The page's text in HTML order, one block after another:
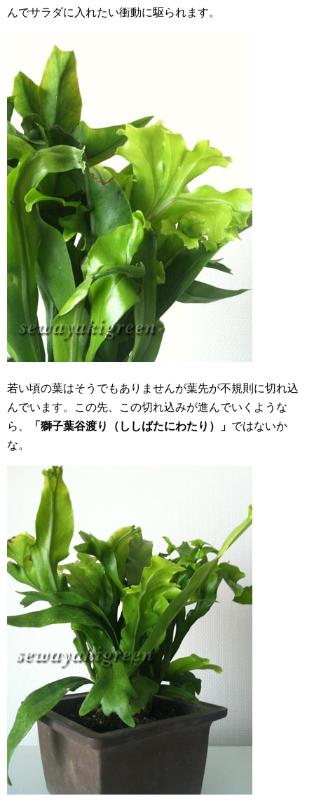
んでサラダに入れたい衝動に駆られます。
若い頃の葉はそうでもありませんが葉先が不規則に切れ込
んでいます。この先、この切れ込みが進んでいくような
ら、
「獅子葉谷渡り（ししばたにわたり）」 ではないか
な。